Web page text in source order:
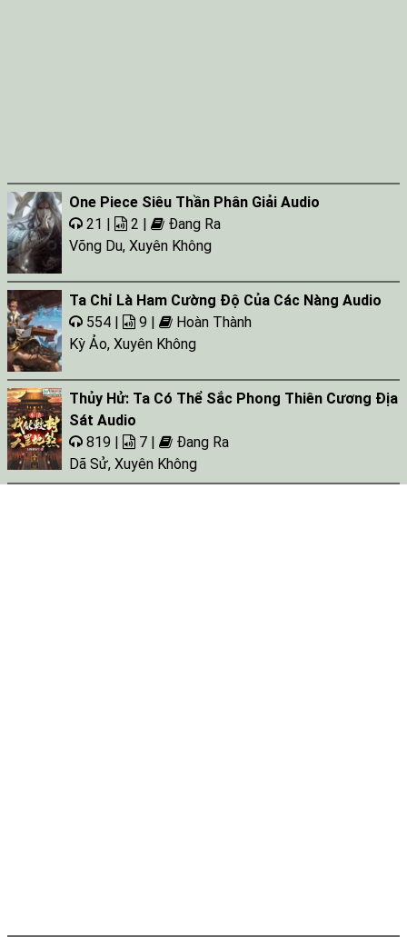
One Piece Siêu Thần Phân Giải Audio
21 |
2 |
Đang Ra
Võng Du, Xuyên Không
Ta Chỉ Là Ham Cường Độ Của Các Nàng Audio
554 |
9 |
Hoàn Thành
Kỳ Ảo, Xuyên Không
Thủy Hử: Ta Có Thể Sắc Phong Thiên Cương Địa
Sát Audio
819 |
7 |
Đang Ra
Dã Sử, Xuyên Không